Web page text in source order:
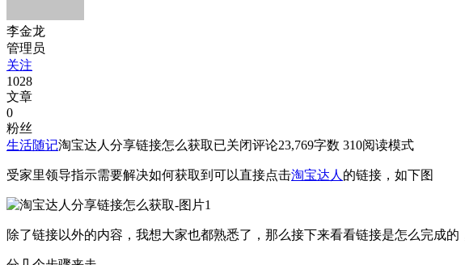
李金龙
管理员
关注
1028
文章
0
粉丝
生活随记淘宝达人分享链接怎么获取已关闭评论23,769字数 310阅读模式
受家里领导指示需要解决如何获取到可以直接点击淘宝达人 的链接，如下图
除了链接以外的内容，我想大家也都熟悉了，那么接下来看看链接是怎么完成